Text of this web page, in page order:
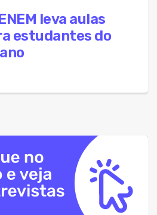
leva aulas
estudantes do